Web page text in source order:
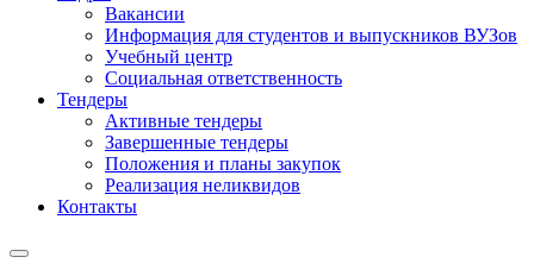
Вакансии
Информация для студентов и выпускников ВУЗов
Учебный центр
Социальная ответственность
Тендеры
Активные тендеры
Завершенные тендеры
Положения и планы закупок
Реализация неликвидов
Контакты